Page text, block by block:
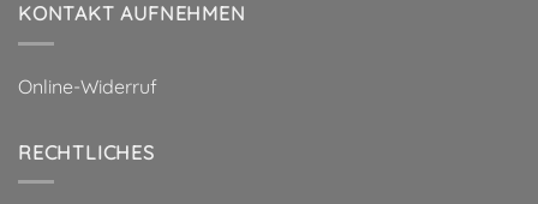
KONTAKT AUFNEHMEN
Online-Widerruf
RECHTLICHES